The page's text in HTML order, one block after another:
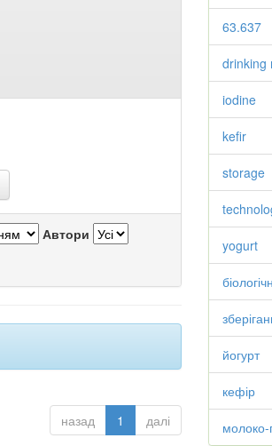
Автори
назад 1 далі
63.637
drinking
iodine
kefir
storage
yogurt
йогурт
кефір
молоко-